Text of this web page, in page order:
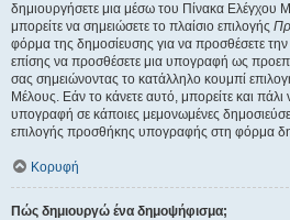
δημιουργήσετε μια μέσω του Πίνακα Ελέγχου
μπορείτε να σημειώσετε το πλαίσιο επιλογής
φόρμα της δημοσίευσης για να προσθέσετε
επίσης να προσθέσετε μια υπογραφή ως
σας σημειώνοντας το κατάλληλο κουμπί
Μέλους. Εάν το κάνετε αυτό, μπορείτε και
υπογραφή σε κάποιες μεμονωμένες
επιλογής προσθήκης υπογραφής στη φόρμα
Κορυφή
Πώς δημιουργώ ένα δημοψήφισμα;